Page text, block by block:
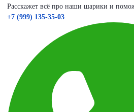
Расскажет всё про наши шарики и
+7 (999) 135-35-03